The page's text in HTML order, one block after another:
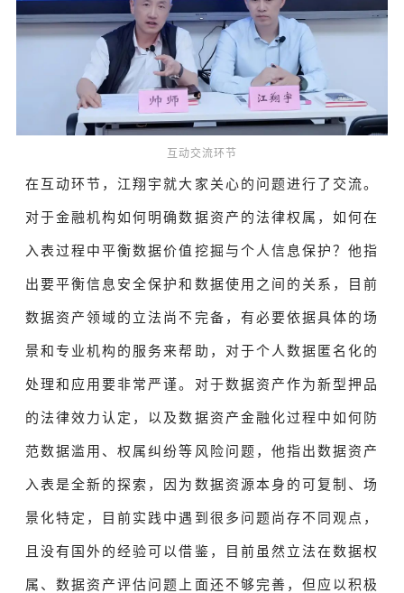
互动交流环节
在互动环节，江翔宇就大家关心的问题进行了交流。
对于金融机构如何明确数据资产的法律权属，如何在
入表过程中平衡数据价值挖掘与个人信息保护？他指
出要平衡信息安全保护和数据使用之间的关系，目前
数据资产领域的立法尚不完备，有必要依据具体的场
景和专业机构的服务来帮助，对于个人数据匿名化的
处理和应用要非常严谨。对于数据资产作为新型押品
的法律效力认定，以及数据资产金融化过程中如何防
范数据滥用、权属纠纷等风险问题，他指出数据资产
入表是全新的探索，因为数据资源本身的可复制、场
景化特定，目前实践中遇到很多问题尚存不同观点，
且没有国外的经验可以借鉴，目前虽然立法在数据权
属、数据资产评估问题上面还不够完善，但应以积极